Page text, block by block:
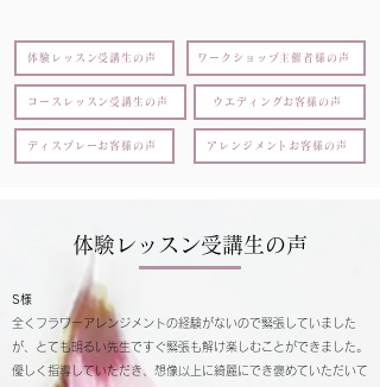
体験レッスン受講生の声
コースレッスン受講生の声
ディスプレーお客様の声
ワークショップ主催者様の声
ウエディングお客様の声
アレンジメントお客様の声
体験レッスン受講生の声
S様
全くフラワーアレンジメントの経験がないので緊張していました
が、とても明るい先生ですぐ緊張も解け楽しむことができました。
優しく指導していただき、想像以上に綺麗にでき褒めていただいて